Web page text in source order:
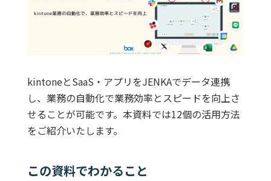
kintoneとSaaS・アプリをJENKAでデータ連携
し、業務の自動化で業務効率とスピードを向上さ
せることが可能です。本資料では12個の活用方法
をご紹介いたします。
この資料でわかること